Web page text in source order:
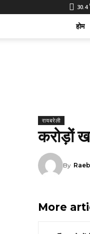
30.4
होम
रायबरेली
करोड़ों
By
More